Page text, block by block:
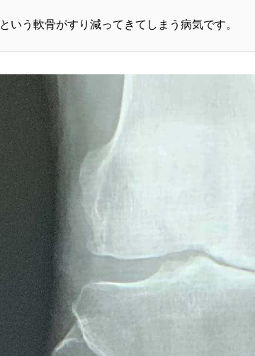
という軟骨がすり減ってきてしまう病気です。